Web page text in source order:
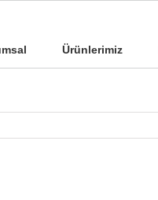
Ürünlerimiz